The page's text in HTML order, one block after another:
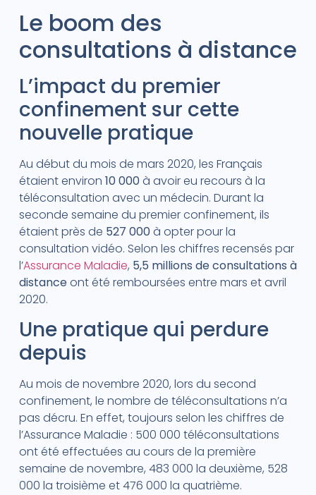
Le boom des
consultations à distance
L’impact du premier
confinement sur cette
nouvelle pratique
Au début du mois de mars 2020, les Français
étaient environ 10 000à avoir eu recours à la
téléconsultation avec un médecin. Durant la
seconde semaine du premier confinement, ils
étaient près de 527 000à opter pour la
consultation vidéo. Selon les chiffres recensés par
l’Assurance Maladie, 5,5 millions de consultations à
distanceont été remboursées entre mars et avril
2020.
Une pratique qui perdure
depuis
Au mois de novembre 2020, lors du second
confinement, le nombre de téléconsultations n’a
pas décru. En effet, toujours selon les chiffres de
l’Assurance Maladie : 500 000 téléconsultations
ont été effectuées au cours de la première
semaine de novembre, 483 000 la deuxième, 528
000 la troisième et 476 000 la quatrième.